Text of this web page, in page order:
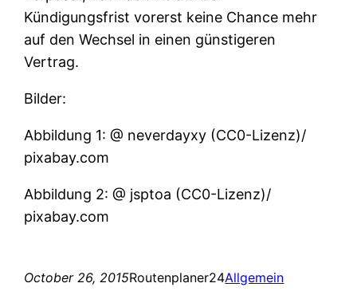
Kündigungsfrist vorerst keine Chance mehr
auf den Wechsel in einen günstigeren
Vertrag.
Bilder:
Abbildung 1: @ neverdayxy (CC0-Lizenz)/
pixabay.com
Abbildung 2: @ jsptoa (CC0-Lizenz)/
pixabay.com
October 26, 2015Routenplaner24Allgemein